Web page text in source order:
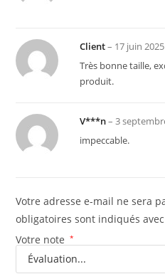
Client– 17 juin 2025
Très bonne taille,
produit.
V***n– 3
impeccable.
Votre adresse e-mail ne sera
obligatoires sont indiqués avec
Votre note *